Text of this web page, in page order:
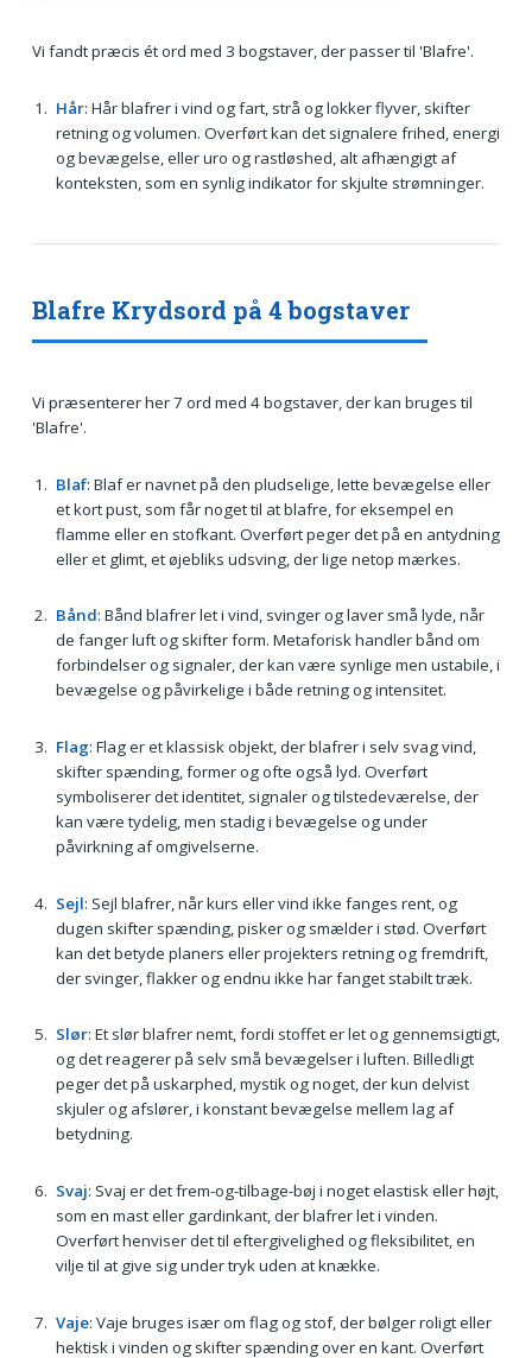
Vi fandt præcis ét ord med 3 bogstaver, der passer til 'Blafre'.
Hår: Hår blafrer i vind og fart, strå og lokker flyver, skifter
retning og volumen. Overført kan det signalere frihed, energi
og bevægelse, eller uro og rastløshed, alt afhængigt af
konteksten, som en synlig indikator for skjulte strømninger.
Blafre Krydsord på 4 bogstaver
Vi præsenterer her 7 ord med 4 bogstaver, der kan bruges til
'Blafre'.
Blaf: Blaf er navnet på den pludselige, lette bevægelse eller
et kort pust, som får noget til at blafre, for eksempel en
flamme eller en stofkant. Overført peger det på en antydning
eller et glimt, et øjebliks udsving, der lige netop mærkes.
Bånd: Bånd blafrer let i vind, svinger og laver små lyde, når
de fanger luft og skifter form. Metaforisk handler bånd om
forbindelser og signaler, der kan være synlige men ustabile, i
bevægelse og påvirkelige i både retning og intensitet.
Flag: Flag er et klassisk objekt, der blafrer i selv svag vind,
skifter spænding, former og ofte også lyd. Overført
symboliserer det identitet, signaler og tilstedeværelse, der
kan være tydelig, men stadig i bevægelse og under
påvirkning af omgivelserne.
Sejl: Sejl blafrer, når kurs eller vind ikke fanges rent, og
dugen skifter spænding, pisker og smælder i stød. Overført
kan det betyde planers eller projekters retning og fremdrift,
der svinger, flakker og endnu ikke har fanget stabilt træk.
Slør: Et slør blafrer nemt, fordi stoffet er let og gennemsigtigt,
og det reagerer på selv små bevægelser i luften. Billedligt
peger det på uskarphed, mystik og noget, der kun delvist
skjuler og afslører, i konstant bevægelse mellem lag af
betydning.
Svaj: Svaj er det frem-og-tilbage-bøj i noget elastisk eller højt,
som en mast eller gardinkant, der blafrer let i vinden.
Overført henviser det til eftergivelighed og fleksibilitet, en
vilje til at give sig under tryk uden at knække.
Vaje: Vaje bruges især om flag og stof, der bølger roligt eller
hektisk i vinden og skifter spænding over en kant. Overført